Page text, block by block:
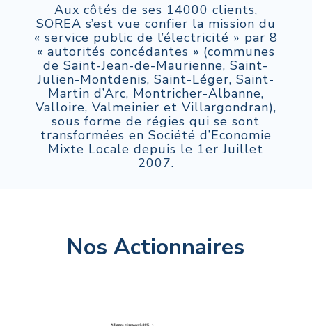
Aux côtés de ses 14000 clients,
SOREA s’est vue confier la mission du
« service public de l’électricité » par 8
« autorités concédantes » (communes
de Saint-Jean-de-Maurienne, Saint-
Julien-Montdenis, Saint-Léger, Saint-
Martin d’Arc, Montricher-Albanne,
Valloire, Valmeinier et Villargondran),
sous forme de régies qui se sont
transformées en Société d’Economie
Mixte Locale depuis le 1er Juillet
2007.
Nos Actionnaires